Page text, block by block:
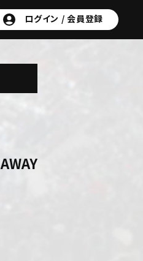
ログイン /会員登録
AWAY